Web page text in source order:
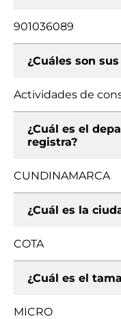
901036089
¿Cuáles son
Actividades de
¿Cuál es el
registra?
CUNDINAMARCA
¿Cuál es la
COTA
¿Cuál es el
MICRO